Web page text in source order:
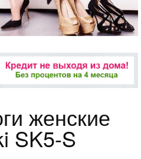
женские
SK5-S